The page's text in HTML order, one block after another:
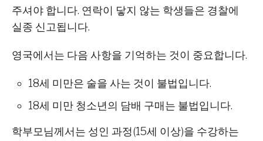
주셔야 합니다. 연락이 닿지 않는 학생들은 경찰에
실종 신고됩니다.
영국에서는 다음 사항을 기억하는 것이 중요합니다.
18세 미만은 술을 사는 것이 불법입니다.
18세 미만 청소년의 담배 구매는 불법입니다.
학부모님께서는 성인 과정(15세 이상)을 수강하는